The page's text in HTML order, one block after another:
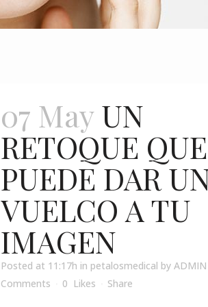
07 May UN
RETOQUE QUE
PUEDE DAR
VUELCO A TU
IMAGEN
Posted at 11:17h in petalosmedical by
Comments
0 Likes Share